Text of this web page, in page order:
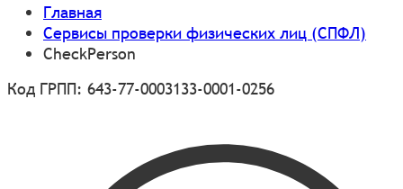
Главная
Сервисы проверки физических лиц (СПФЛ)
CheckPerson
Код ГРПП: 643-77-0003133-0001-0256